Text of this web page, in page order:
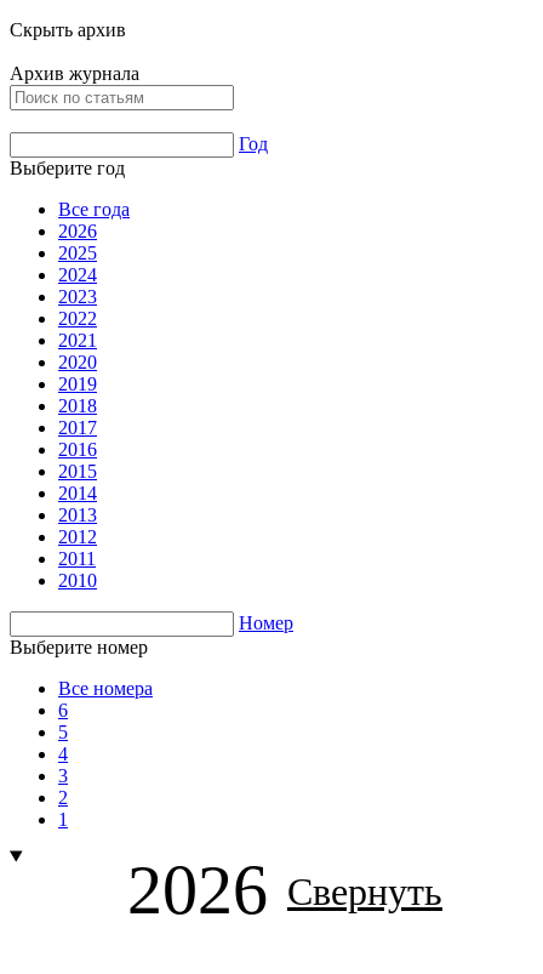
Скрыть архив
Архив журнала
Год
Выберите год
Все года
2026
2025
2024
2023
2022
2021
2020
2019
2018
2017
2016
2015
2014
2013
2012
2011
2010
Номер
Выберите номер
Все номера
6
5
4
3
2
1
2026 Свернуть